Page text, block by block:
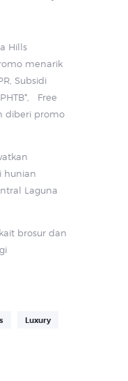
Hills
menarik
Subsidi
Free
diberi promo
hunian
Laguna
brosur dan
Luxury